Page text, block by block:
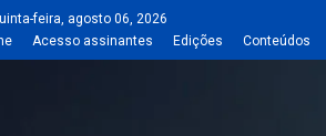
feira, agosto 06, 2026
Acesso assinantes Edições Conteúdos